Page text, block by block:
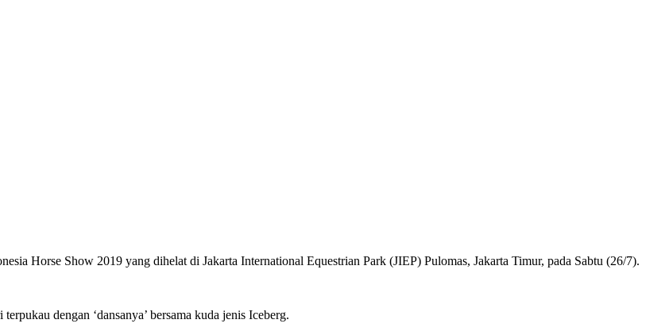
Horse Show 2019 yang dihelat di Jakarta International Equestrian Park (JIEP) Pulomas, Jakarta Timur, pada Sabtu (26/7).
dengan ‘dansanya’ bersama kuda jenis Iceberg.